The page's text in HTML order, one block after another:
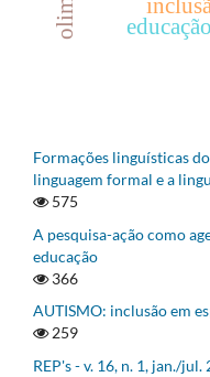
Formações linguísticas
linguagem formal e a
575
A pesquisa-ação como
educação
366
AUTISMO: inclusão em
259
REP's - v. 16, n. 1, jan./